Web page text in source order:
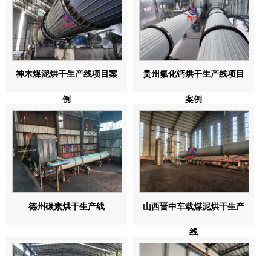
神木煤泥烘干生产线项目案
例
贵州氟化钙烘干生产线项目
案例
德州碳素烘干生产线 山西晋中车载煤泥烘干生产
线